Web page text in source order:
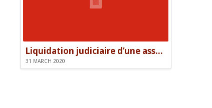
Liquidation judiciaire d’une association et responsabilité des dirigeants
31 MARCH 2020